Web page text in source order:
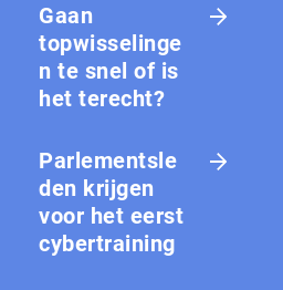
Gaan
topwisselinge
n te snel of is
het terecht?
Parlementsle
den krijgen
voor het eerst
cybertraining